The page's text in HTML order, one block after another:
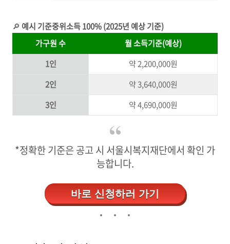
🔎 예시 기준중위소득 100% (2025년 예상 기준)
가구원 수
월 소득기준(예상)
1인
약 2,200,000원
2인
약 3,640,000원
3인
약 4,690,000원
*정확한 기준은 공고 시 서울시복지재단에서 확인 가
능합니다.
바로 신청하러 가기